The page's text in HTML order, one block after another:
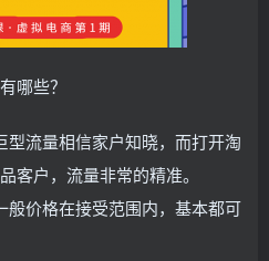
哪些？
型流量相信家户知晓，而打开淘
客户，流量非常的精准。
般价格在接受范围内，基本都可